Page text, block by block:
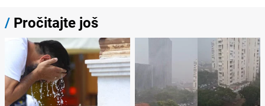
/ Pročitajte još